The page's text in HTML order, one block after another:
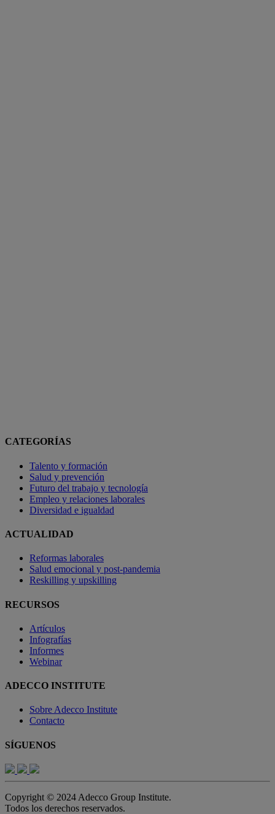
CATEGORÍAS
Talento y formación
Salud y prevención
Futuro del trabajo y tecnología
Empleo y relaciones laborales
Diversidad e igualdad
ACTUALIDAD
Reformas laborales
Salud emocional y post-pandemia
Reskilling y upskilling
RECURSOS
Artículos
Infografías
Informes
Webinar
ADECCO INSTITUTE
Sobre Adecco Institute
Contacto
SÍGUENOS
Copyright © 2024 Adecco Group Institute.
Todos los derechos reservados.